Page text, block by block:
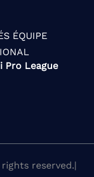
ÉQUIPE
Pro League
reserved.|